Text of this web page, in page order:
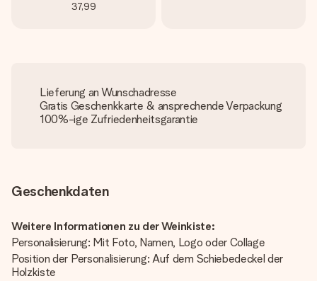
37,99
Lieferung an Wunschadresse
Gratis Geschenkkarte & ansprechende Verpackung
100%-ige Zufriedenheitsgarantie
Geschenkdaten
Weitere Informationen zu der Weinkiste:
Personalisierung: Mit Foto, Namen, Logo oder Collage
Position der Personalisierung: Auf dem Schiebedeckel der
Holzkiste